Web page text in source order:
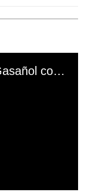
El mal momento de Yanina Gasañol con un hincha argentino en "Subrayado"